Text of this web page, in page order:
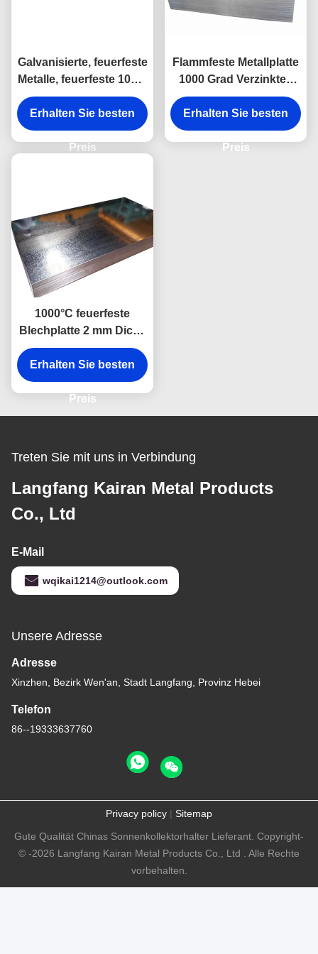
Galvanisierte, feuerfeste
Metalle, feuerfeste 1000°
Stahl
Erhalten Sie besten
Preis
Flammfeste Metallplatte
1000 Grad Verzinktes
Stahl
Feuerbeständigkeit
Erhalten Sie besten
Preis
1000°C feuerfeste
Blechplatte 2 mm Dicke
Feuerschutzplatte
Erhalten Sie besten
Preis
Treten Sie mit uns in Verbindung
Langfang Kairan Metal Products
Co., Ltd
E-Mail
wqikai1214@outlook.com
Unsere Adresse
Adresse
Xinzhen, Bezirk Wen'an, Stadt Langfang, Provinz Hebei
Telefon
86--19333637760
Privacy policy | Sitemap
Gute Qualität Chinas Sonnenkollektorhalter Lieferant. Copyright-
© -2026 Langfang Kairan Metal Products Co., Ltd . Alle Rechte
vorbehalten.